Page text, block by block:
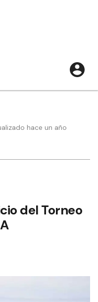
hace un año
del Torneo